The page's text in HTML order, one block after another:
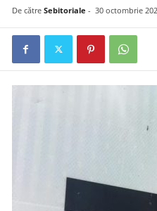
De către Sebitoriale - 30 octombrie